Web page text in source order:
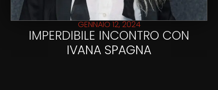
GENNAIO 12, 2024
IMPERDIBILE INCONTRO CON
IVANA SPAGNA